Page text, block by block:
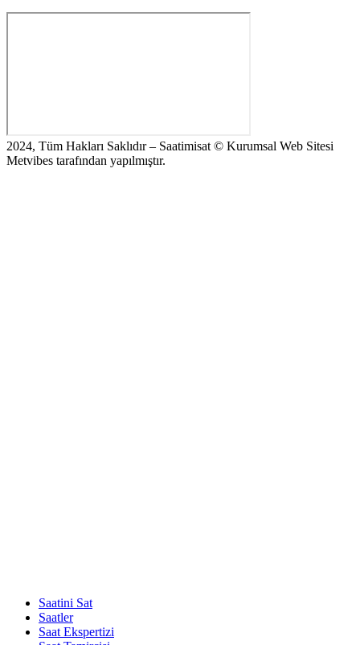
2024, Tüm Hakları Saklıdır – Saatimisat © Kurumsal Web Sitesi
Metvibes tarafından yapılmıştır.
Saatini Sat
Saatler
Saat Ekspertizi